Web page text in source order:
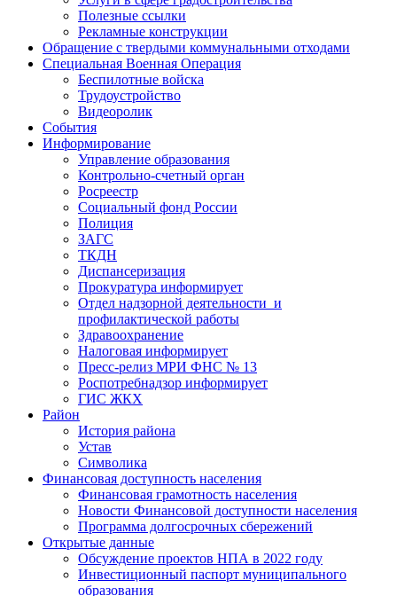
Полезные ссылки
Рекламные конструкции
Обращение с твердыми коммунальными отходами
Специальная Военная Операция
Беспилотные войска
Трудоустройство
Видеоролик
События
Информирование
Управление образования
Контрольно-счетный орган
Росреестр
Социальный фонд России
Полиция
ЗАГС
ТКДН
Диспансеризация
Прокуратура информирует
Отдел надзорной деятельности и
профилактической работы
Здравоохранение
Налоговая информирует
Пресс-релиз МРИ ФНС № 13
Роспотребнадзор информирует
ГИС ЖКХ
Район
История района
Устав
Символика
Финансовая доступность населения
Финансовая грамотность населения
Новости Финансовой доступности населения
Программа долгосрочных сбережений
Открытые данные
Обсуждение проектов НПА в 2022 году
Инвестиционный паспорт муниципального
образования